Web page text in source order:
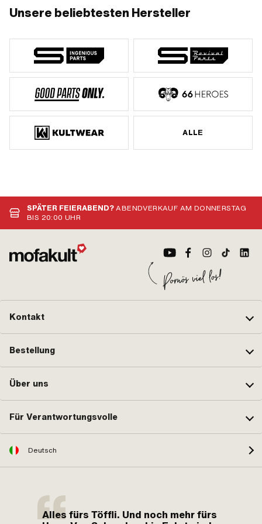
Unsere beliebtesten Hersteller
ALLE
SPÄTER FEIERABEND?ABENDVERKAUF AM DONNERSTAG
BIS 20:00 UHR
Kontakt
Bestellung
Über uns
Für Verantwortungsvolle
Deutsch
Alles fürs Töffli. Und noch mehr fürs